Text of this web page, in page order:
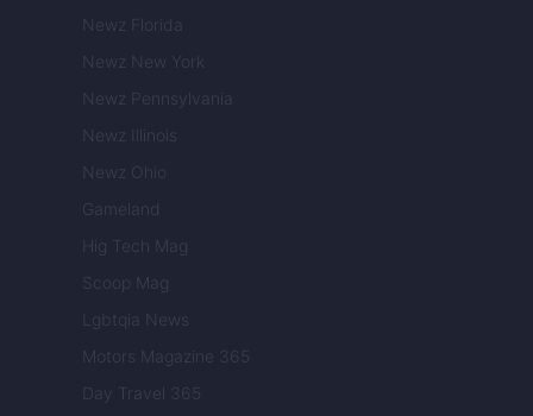
Newz Florida
Newz New York
Newz Pennsylvania
Newz Illinois
Newz Ohio
Gameland
Hig Tech Mag
Scoop Mag
Lgbtqia News
Motors Magazine 365
Day Travel 365